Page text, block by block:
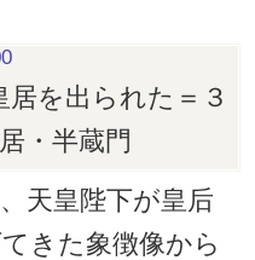
居を出られた＝３
・半蔵門
天皇陛下が皇后
きた象徴像から